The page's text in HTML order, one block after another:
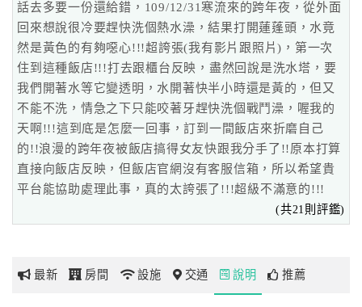
樂
地
圖
顧
客
服
務
客
＊高雄小港國際機場：搭飛機到達機場，由捷運R4搭到
R10美麗島站，轉搭橘線搭到O2鹽埕埔站，
從4號或1號出口步行5分鐘，就到漢王。
＊自行開車：走中山高(第一國道)到高雄，從中正交流道
下接中正路，沿著中正路往市區方向，
過凱旋路平交道走五福路直行，過愛河橋再直行，漢王
在五福四路與七賢三路交叉口。
＊搭遊輪：搭遊輪到高雄，在高雄港碼頭下船，沿著七賢
三路直走15分鐘，可抵達漢王。
話去多要一份還給錯，109/12/31寒流來的跨年夜，從外面
回來想說很冷要趕快洗個熱水澡，結果打開蓮蓬頭，水竟
然是黃色的有夠噁心!!!超誇張(我有影片跟照片)，第一次
住到這種飯店!!!打去跟櫃台反映，盡然回說是洗水塔，要
我們開著水等它變透明，水開著快半小時還是黃的，但又
不能不洗，情急之下只能咬著牙趕快洗個戰鬥澡，喔我的
天啊!!!這到底是怎麼一回事，訂到一間飯店來折磨自己
的!!浪漫的跨年夜被飯店搞得女友快跟我分手了!!原本打算
直接向飯店反映，但飯店官網沒有客服信箱，所以希望貴
平台能協助處理此事，真的太誇張了!!!超級不滿意的!!!
(共21則評鑑)
最新 房間 設施 交通 說明 推薦